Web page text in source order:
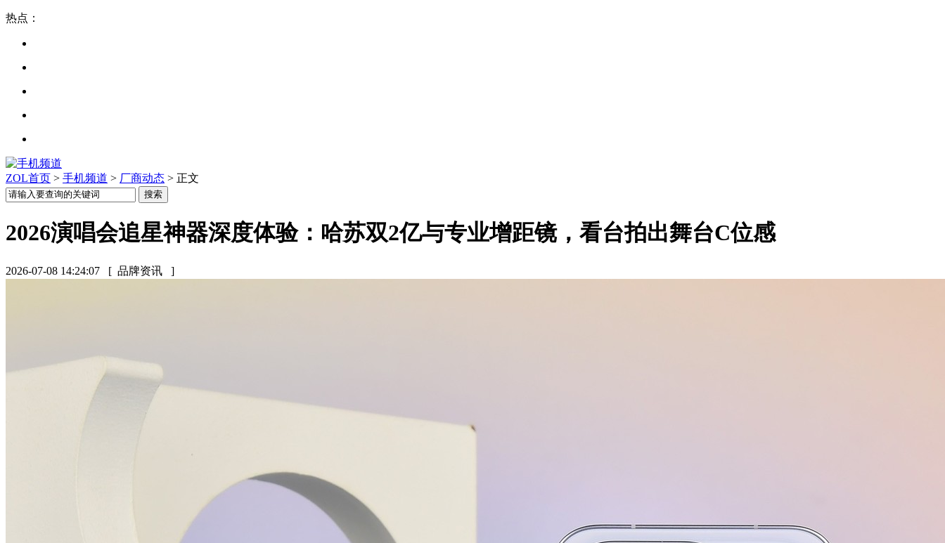
热点：
ZOL首页 > 手机频道 > 厂商动态 > 正文
2026演唱会追星神器深度体验：哈苏双2亿与专业增距镜，看台拍出舞台C位感
2026-07-08 14:24:07 [ 品牌资讯 ]